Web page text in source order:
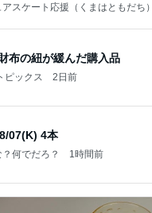
スケート応援（くまはともだち）
布の紐が緩んだ購入品
ピックス 2日前
07(K) 4本
何でだろ？ 1時間前